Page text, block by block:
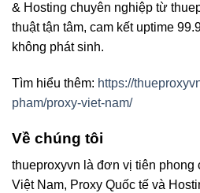
& Hosting chuyên nghiệp từ
thuật tận tâm, cam kết uptime
không phát sinh.
Tìm hiểu thêm: https://
pham/proxy-viet-nam/
Về chúng tôi
thueproxyvn là đơn vị tiên phong
Việt Nam, Proxy Quốc tế và